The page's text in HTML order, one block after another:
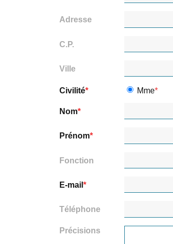
Adresse
C.P.
Ville
Civilité Mme
Nom
Prénom
Fonction
E-mail
Téléphone
Précisions